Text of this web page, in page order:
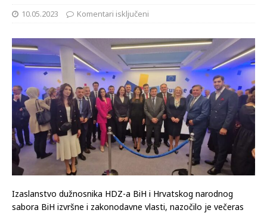
10.05.2023 Komentari isključeni
Izaslanstvo dužnosnika HDZ-a BiH i Hrvatskog narodnog
sabora BiH izvršne i zakonodavne vlasti, nazočilo je večeras